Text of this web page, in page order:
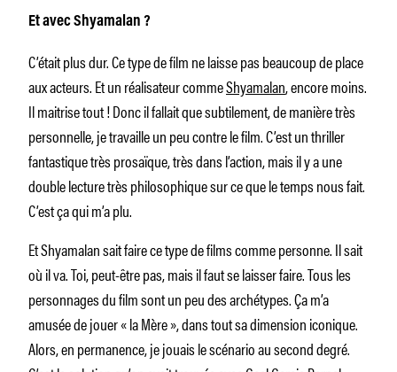
Et avec Shyamalan ?
C’était plus dur. Ce type de film ne laisse pas beaucoup de place
aux acteurs. Et un réalisateur commeShyamalan, encore moins.
Il maitrise tout ! Donc il fallait que subtilement, de manière très
personnelle, je travaille un peu contre le film. C’est un thriller
fantastique très prosaïque, très dans l’action, mais il y a une
double lecture très philosophique sur ce que le temps nous fait.
C’est ça qui m’a plu.
Et Shyamalan sait faire ce type de films comme personne. Il sait
où il va. Toi, peut-être pas, mais il faut se laisser faire. Tous les
personnages du film sont un peu des archétypes. Ça m’a
amusée de jouer « la Mère », dans tout sa dimension iconique.
Alors, en permanence, je jouais le scénario au second degré.